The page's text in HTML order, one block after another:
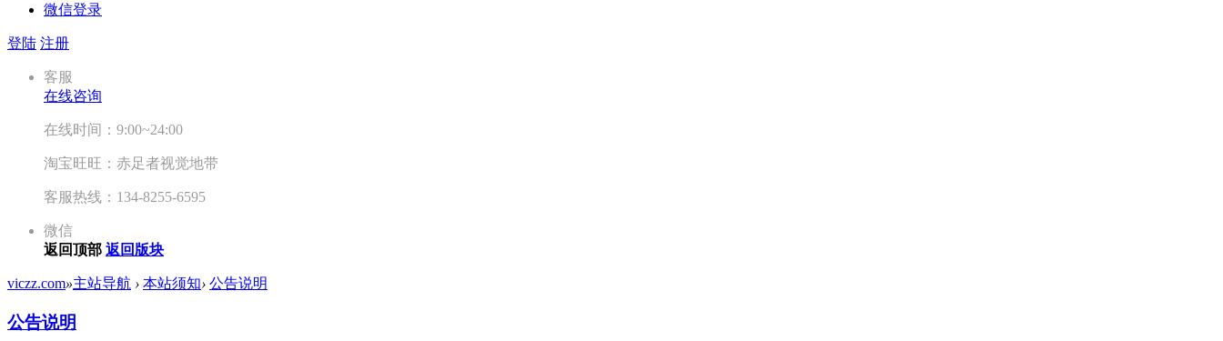
微信登录
登陆 注册
客服
在线咨询
在线时间：9:00~24:00
淘宝旺旺：赤足者视觉地带
客服热线：134-8255-6595
微信
返回顶部 返回版块
viczz.com»主站导航 › 本站须知› 公告说明
公告说明